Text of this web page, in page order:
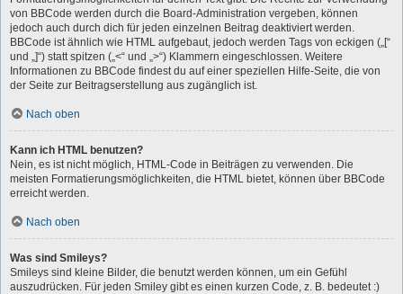
von BBCode werden durch die Board-Administration vergeben, können
jedoch auch durch dich für jeden einzelnen Beitrag deaktiviert werden.
BBCode ist ähnlich wie HTML aufgebaut, jedoch werden Tags von eckigen („[“
und „]“) statt spitzen („<“ und „>“) Klammern eingeschlossen. Weitere
Informationen zu BBCode findest du auf einer speziellen Hilfe-Seite, die von
der Seite zur Beitragserstellung aus zugänglich ist.
Nach oben
Kann ich HTML benutzen?
Nein, es ist nicht möglich, HTML-Code in Beiträgen zu verwenden. Die
meisten Formatierungsmöglichkeiten, die HTML bietet, können über BBCode
erreicht werden.
Nach oben
Was sind Smileys?
Smileys sind kleine Bilder, die benutzt werden können, um ein Gefühl
auszudrücken. Für jeden Smiley gibt es einen kurzen Code, z. B. bedeutet :)